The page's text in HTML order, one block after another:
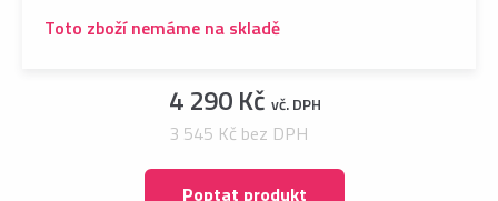
Toto zboží nemáme na skladě
4 290 Kč vč. DPH
3 545 Kč bez DPH
Poptat produkt